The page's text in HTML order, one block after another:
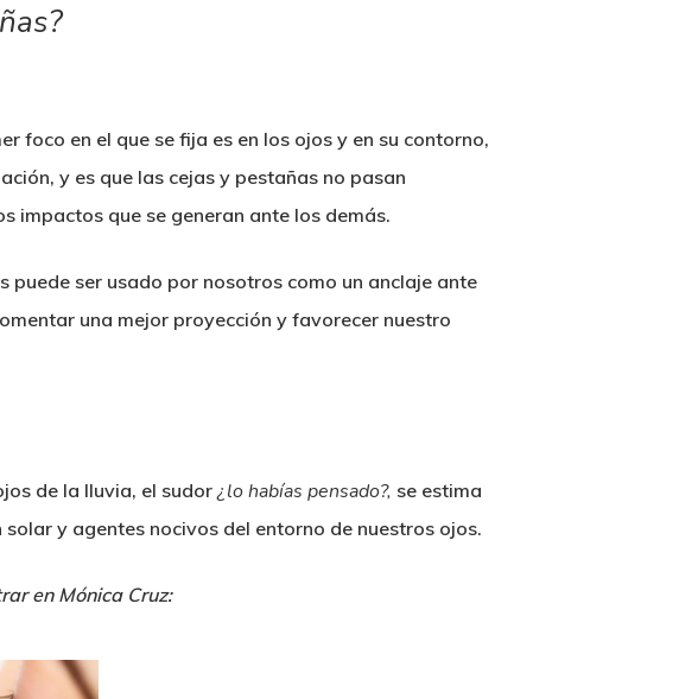
foco en el que se fija es en los ojos y en su contorno,
y es que las cejas y pestañas no pasan
impactos que se generan ante los demás.
puede ser usado por nosotros como un anclaje ante
una mejor proyección y favorecer nuestro
de la lluvia, el sudor¿lo habías pensado?, se estima
y agentes nocivos del entorno de nuestros ojos.
en Mónica Cruz: